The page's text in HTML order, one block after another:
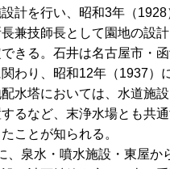
計を行い、昭和3年（
兼技師長として園地の設
きる。石井は名古屋市・
わり、昭和12年（1937）
水塔においては、水道施
るなど、末浄水場とも共
ことが知られる。
、泉水・噴水施設・東屋か